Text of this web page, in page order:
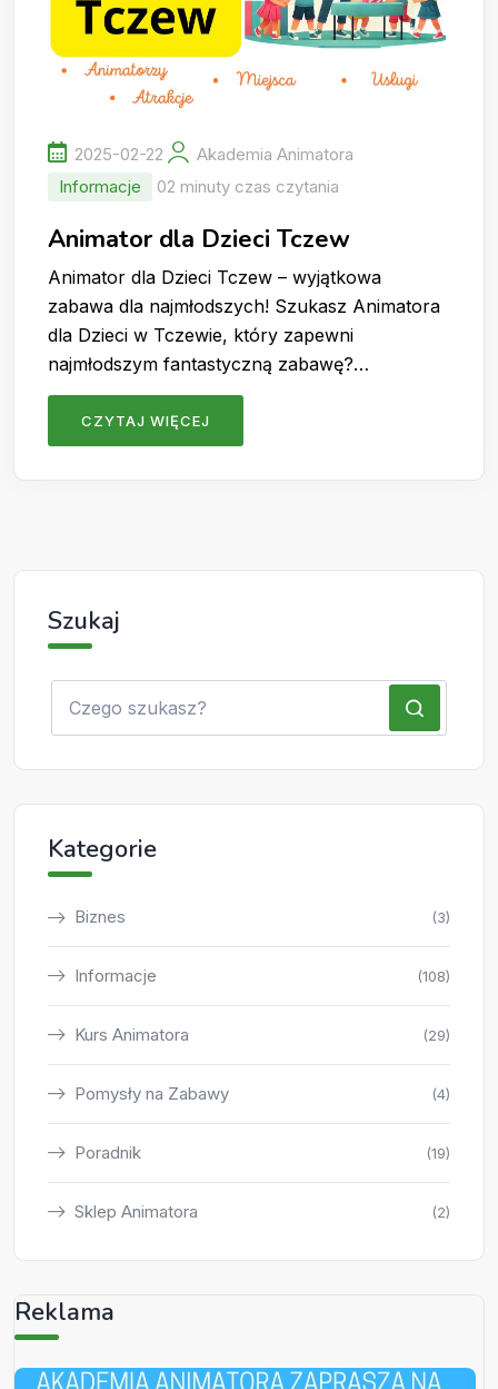
2025-02-22
Akademia Animatora
Informacje
02 minuty czas czytania
Animator dla Dzieci Tczew
Animator dla Dzieci Tczew – wyjątkowa
zabawa dla najmłodszych! Szukasz Animatora
dla Dzieci w Tczewie, który zapewni
najmłodszym fantastyczną zabawę?…
CZYTAJ WIĘCEJ
Szukaj
Kategorie
Biznes (3)
Informacje (108)
Kurs Animatora (29)
Pomysły na Zabawy (4)
Poradnik (19)
Sklep Animatora (2)
Reklama